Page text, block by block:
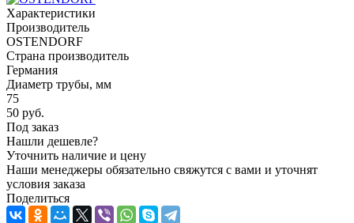
Характеристики
Производитель
OSTENDORF
Страна производитель
Германия
Диаметр трубы, мм
75
50 руб.
Под заказ
Нашли дешевле?
Уточнить наличие и цену
Наши менеджеры обязательно свяжутся с вами и уточнят
условия заказа
Поделиться